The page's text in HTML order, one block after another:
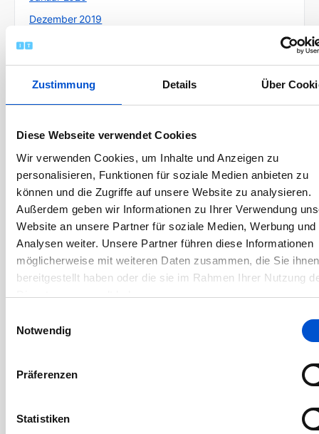
Zustimmung Details Über
Diese Webseite verwendet Cookies
Wir verwenden Cookies, um Inhalte und Anzeigen zu
personalisieren, Funktionen für soziale Medien anbieten zu
können und die Zugriffe auf unsere Website zu analysieren.
Außerdem geben wir Informationen zu Ihrer Verwendung
Website an unsere Partner für soziale Medien, Werbung und
Analysen weiter. Unsere Partner führen diese Informationen
möglicherweise mit weiteren Daten zusammen, die Sie ihnen
bereitgestellt haben oder die sie im Rahmen Ihrer Nutzung
Dienste gesammelt haben.
Notwendig
Präferenzen
Statistiken
Dezember 2019
November 2019
Oktober 2019
September 2019
August 2019
Juli 2019
Mai 2019
April 2019
März 2019
Februar 2019
Januar 2019
Dezember 2018
Oktober 2018
August 2018
Juni 2018